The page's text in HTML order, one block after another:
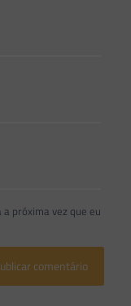
próxima vez que eu